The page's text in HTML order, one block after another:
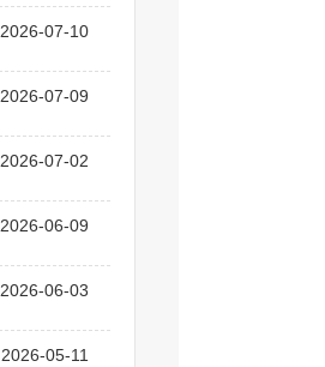
2026-07-10
2026-07-09
2026-07-02
2026-06-09
2026-06-03
2026-05-11